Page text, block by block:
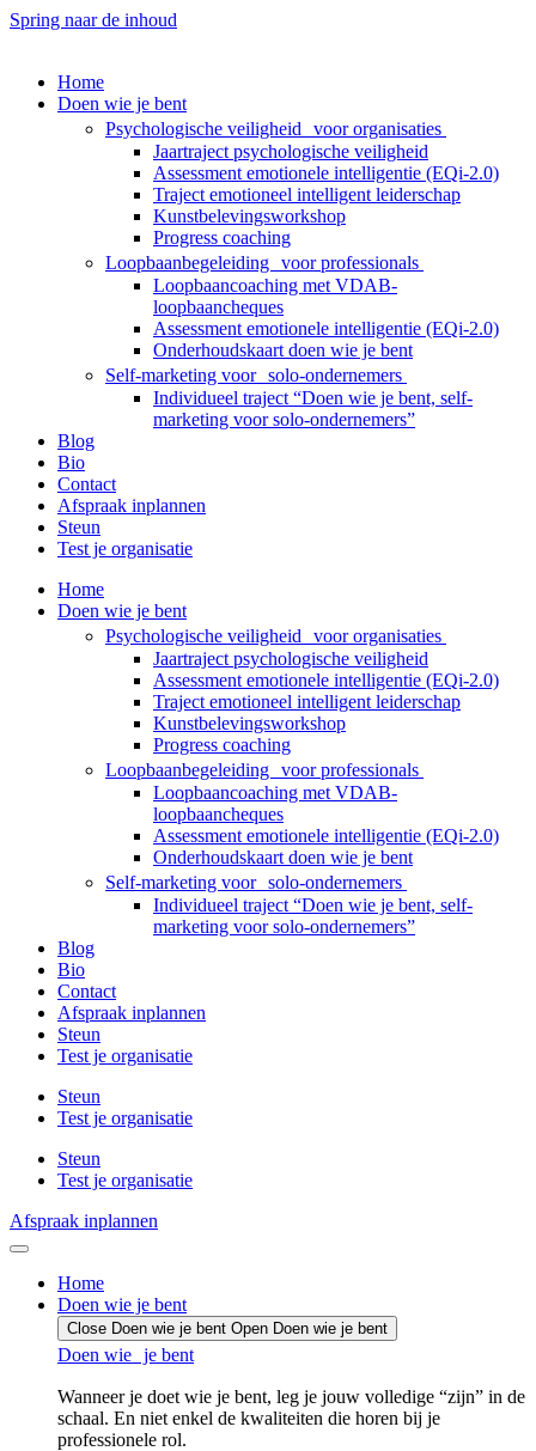
Spring naar de inhoud
Home
Doen wie je bent
Psychologische veiligheid voor organisaties
Jaartraject psychologische veiligheid
Assessment emotionele intelligentie (EQi-2.0)
Traject emotioneel intelligent leiderschap
Kunstbelevingsworkshop
Progress coaching
Loopbaanbegeleiding voor professionals
Loopbaancoaching met VDAB-
loopbaancheques
Assessment emotionele intelligentie (EQi-2.0)
Onderhoudskaart doen wie je bent
Self-marketing voor solo-ondernemers
Individueel traject “Doen wie je bent, self-
marketing voor solo-ondernemers”
Blog
Bio
Contact
Afspraak inplannen
Steun
Test je organisatie
Home
Doen wie je bent
Psychologische veiligheid voor organisaties
Jaartraject psychologische veiligheid
Assessment emotionele intelligentie (EQi-2.0)
Traject emotioneel intelligent leiderschap
Kunstbelevingsworkshop
Progress coaching
Loopbaanbegeleiding voor professionals
Loopbaancoaching met VDAB-
loopbaancheques
Assessment emotionele intelligentie (EQi-2.0)
Onderhoudskaart doen wie je bent
Self-marketing voor solo-ondernemers
Individueel traject “Doen wie je bent, self-
marketing voor solo-ondernemers”
Blog
Bio
Contact
Afspraak inplannen
Steun
Test je organisatie
Steun
Test je organisatie
Steun
Test je organisatie
Afspraak inplannen
Home
Doen wie je bent
Close Doen wie je bent Open Doen wie je bent
Doen wie je bent
Wanneer je doet wie je bent, leg je jouw volledige “zijn” in de
schaal. En niet enkel de kwaliteiten die horen bij je
professionele rol.